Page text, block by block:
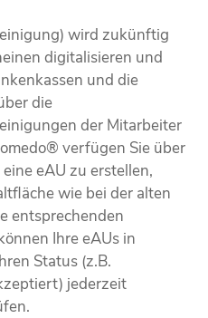
wird zukünftig
digitalisieren und
und die
die
der Mitarbeiter
verfügen Sie über
eAU zu erstellen,
wie bei der alten
entsprechenden
Ihre eAUs in
Status (z.B.
jederzeit